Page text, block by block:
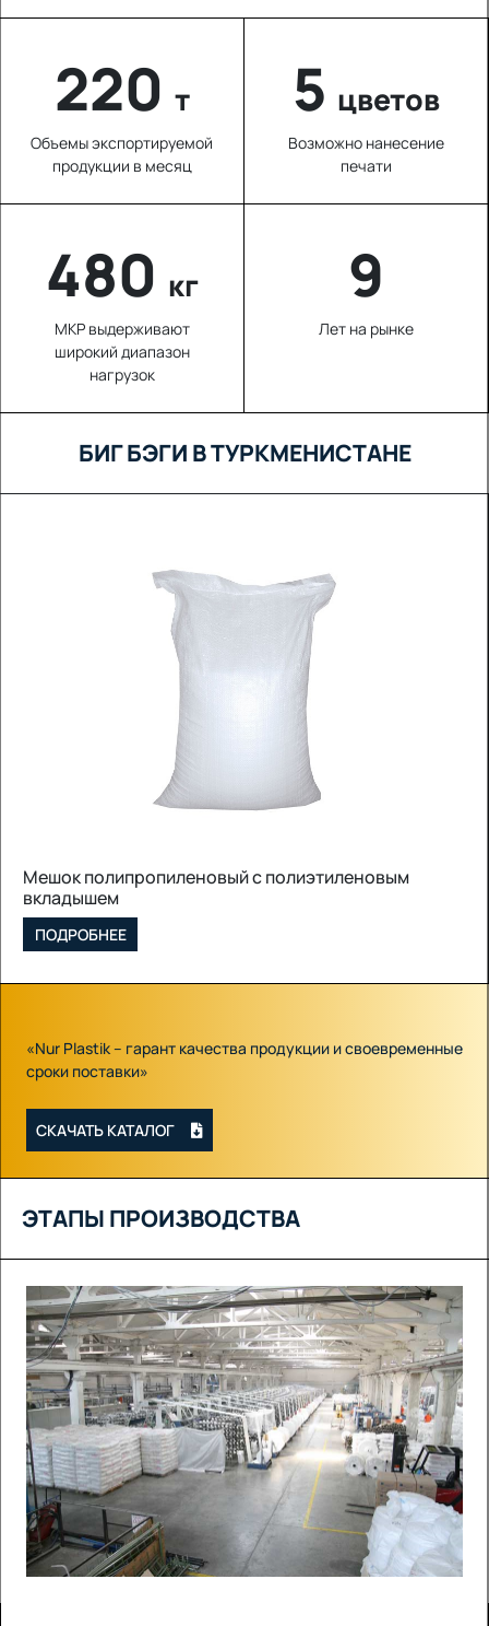
220 т
Объемы экспортируемой
продукции в месяц
5 цветов
Возможно нанесение
печати
654 кг
МКР выдерживают
широкий диапазон
нагрузок
9
Лет на рынке
БИГ БЭГИ В ТУРКМЕНИСТАНЕ
Мешок полипропиленовый с полиэтиленовым
вкладышем
ПОДРОБНЕЕ
«Nur Plastik – гарант качества продукции и своевременные
сроки поставки»
СКАЧАТЬ КАТАЛОГ
ЭТАПЫ ПРОИЗВОДСТВА